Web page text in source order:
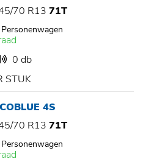
70 R13 71T
0 db
STUK
4S
70 R13 71T